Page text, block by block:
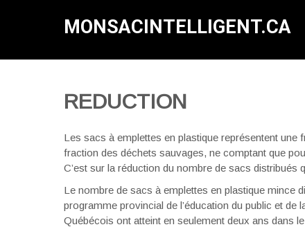
MONSACINTELLIGENT.CA
REDUCTION
Les sacs à emplettes en plastique représentent
fraction des déchets sauvages, ne comptant que
C’est sur la réduction du nombre de sacs distribués
Le nombre de sacs à emplettes en plastique mince
programme provincial de l’éducation du public et
Québécois ont atteint en seulement deux ans dans